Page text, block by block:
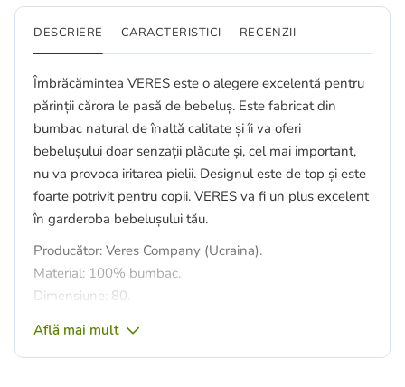
DESCRIERE CARACTERISTICI RECENZII
Îmbrăcămintea VERES este o alegere excelentă pentru
părinții cărora le pasă de bebeluș. Este fabricat din
bumbac natural de înaltă calitate și îi va oferi
bebelușului doar senzații plăcute și, cel mai important,
nu va provoca iritarea pielii. Designul este de top și este
foarte potrivit pentru copii. VERES va fi un plus excelent
în garderoba bebelușului tău.
Producător: Veres Company (Ucraina).
Material: 100% bumbac.
Dimensiune: 80.
Află mai mult